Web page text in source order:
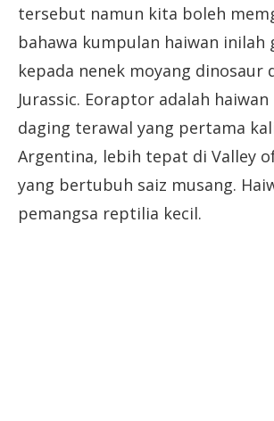
tersebut namun kita boleh
bahawa kumpulan haiwan inilah
kepada nenek moyang dinosaur
Jurassic. Eoraptor adalah
daging terawal yang pertama
Argentina, lebih tepat di Valley
yang bertubuh saiz musang.
pemangsa reptilia kecil.